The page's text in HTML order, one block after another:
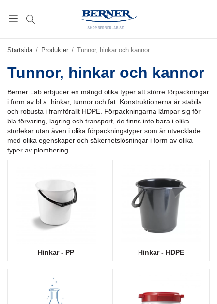
Startsida / Produkter / Tunnor, hinkar och kannor
Tunnor, hinkar och kannor
Berner Lab erbjuder en mängd olika typer att större förpackningar
i form av bl.a. hinkar, tunnor och fat. Konstruktionerna är stabila
och robusta i framförallt HDPE. Förpackningarna lämpar sig för
bla förvaring, lagring och transport, de finns inte bara i olika
storlekar utan även i olika förpackningstyper som är utvecklade
med olika egenskaper och säkerhetslösningar i form av olika
typer av plombering.
Hinkar - PP Hinkar - HDPE